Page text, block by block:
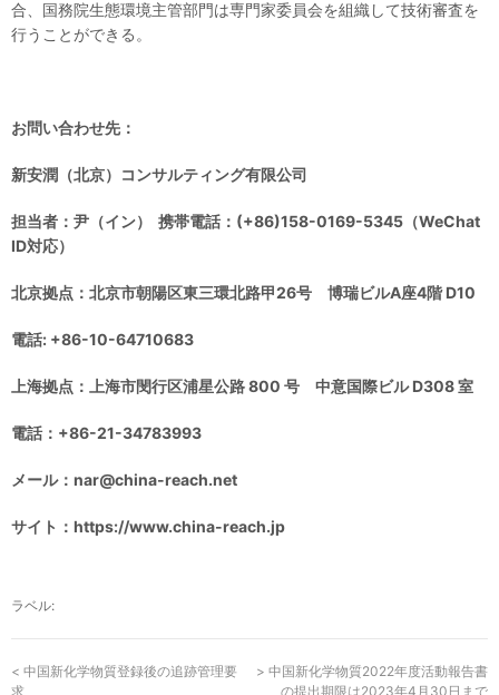
合、国務院生態環境主管部門は専門家委員会を組織して技術審査を
行うことができる。
お問い合わせ先：
新安潤（北京）コンサルティング有限公司
担当者：尹（イン） 携帯電話：(+86)158-0169-5345（WeChat
ID対応）
北京拠点：北京市朝陽区東三環北路甲26号 博瑞ビルA座4階 D10
電話: +86-10-64710683
上海拠点：上海市閔行区浦星公路 800 号 中意国際ビル D308 室
電話：+86-21-34783993
メール：nar@china-reach.net
サイト：https://www.china-reach.jp
ラベル:
< 中国新化学物質登録後の追跡管理要
求
> 中国新化学物質2022年度活動報告書
の提出期限は2023年4月30日まで